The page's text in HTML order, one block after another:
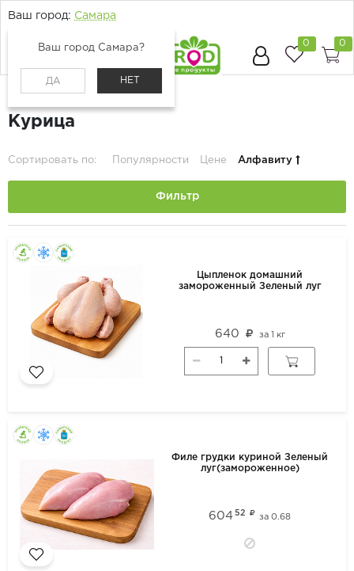
Ваш город: Самара
Ваш город Самара?
ДА НЕТ
0 0
Курица
Сортировать по: Популярности Цене Алфавиту
Фильтр
Цыпленок домашний
замороженный Зеленый луг
640 за 1 кг
Филе грудки куриной Зеленый
луг(замороженное)
604 52 за0.68